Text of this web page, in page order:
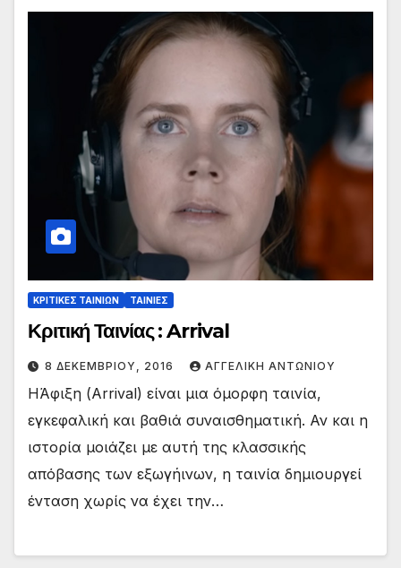
ΚΡΙΤΙΚΕΣ ΤΑΙΝΙΩΝ ΤΑΙΝΙΕΣ
Κριτική Ταινίας : Arrival
8 ΔΕΚΕΜΒΡΊΟΥ, 2016 ΑΓΓΕΛΙΚΉ ΑΝΤΩΝΊΟΥ
ΗΆφιξη (Arrival) είναι μια όμορφη ταινία,
εγκεφαλική και βαθιά συναισθηματική. Αν και η
ιστορία μοιάζει με αυτή της κλασσικής
απόβασης των εξωγήινων, η ταινία δημιουργεί
ένταση χωρίς να έχει την…